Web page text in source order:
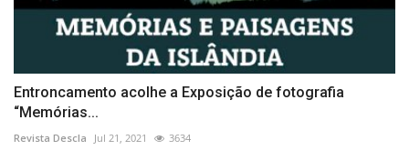
Entroncamento acolhe a Exposição de fotografia
“Memórias...
Revista Descla Jul 21, 2021 3634